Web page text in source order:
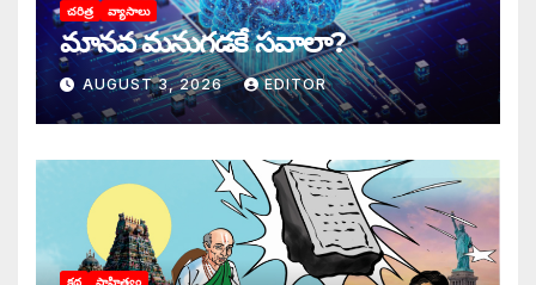
చరిత్ర వ్యాసాలు
మానవ మనుగడకే సవాలా?
AUGUST 3, 2026 EDITOR
కథ సాహిత్యం